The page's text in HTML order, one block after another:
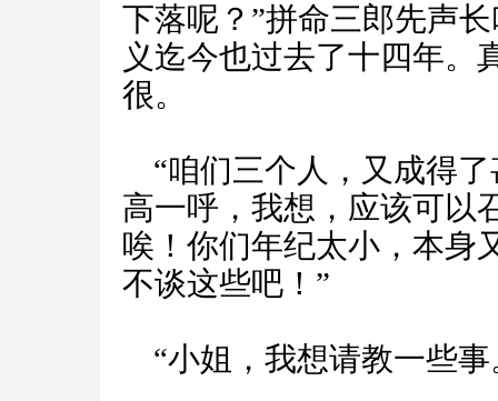
下落呢？”拼命三郎先声
义迄今也过去了十四年。
很。
“咱们三个人，又成得
高一呼，我想，应该可
唉！你们年纪太小，本
不谈这些吧！”
“小姐，我想请教一些事